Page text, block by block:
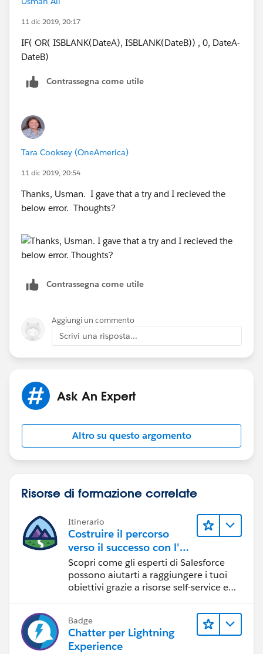
11 dic 2019, 20:17
IF( OR( ISBLANK(DateA), ISBLANK(DateB)) , 0, DateA-
DateB)
Contrassegna come utile
Tara Cooksey (OneAmerica)
11 dic 2019, 20:54
Thanks, Usman. I gave that a try and I recieved the
below error. Thoughts?
Contrassegna come utile
Aggiungi un commento
Scrivi una risposta...
Ask An Expert
Altro su questo argomento
Risorse di formazione correlate
Itinerario
Costruire il percorso
verso il successo con l'IA
con Salesforce
Scopri come gli esperti di Salesforce
possono aiutarti a raggiungere i tuoi
obiettivi grazie a risorse self-service e
Badge
Chatter per Lightning
Experience